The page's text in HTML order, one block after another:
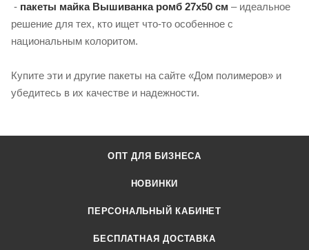
- пакеты майка Вышиванка ромб 27х50 см – идеальное
решение для тех, кто ищет что-то особенное с
национальным колоритом.
Купите эти и другие пакеты на сайте «Дом полимеров» и
убедитесь в их качестве и надежности.
ОПТ ДЛЯ БИЗНЕСА
НОВИНКИ
ПЕРСОНАЛЬНЫЙ КАБИНЕТ
БЕСПЛАТНАЯ ДОСТАВКА